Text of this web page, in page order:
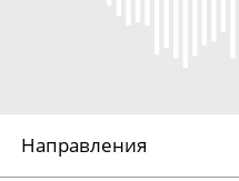
Направления